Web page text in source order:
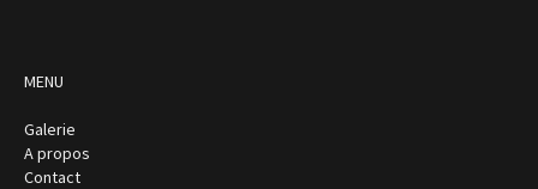
MENU
Galerie
A propos
Contact